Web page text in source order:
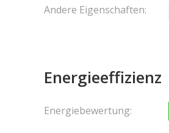
Andere Eigenschaften:
Energieeffizienz
Energiebewertung: